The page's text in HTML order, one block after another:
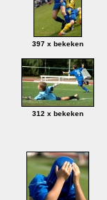
397 x bekeken
312 x bekeken